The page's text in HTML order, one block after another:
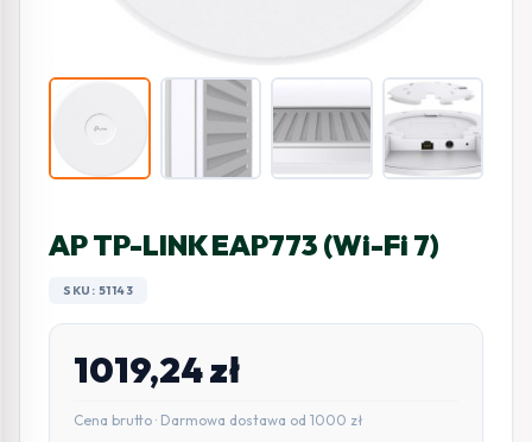
AP TP-LINK EAP773 (Wi-Fi 7)
SKU: 51143
1019,24zł
Cena brutto · Darmowa dostawa od 1000 zł